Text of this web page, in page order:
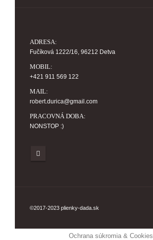
ADRESA:
Fučíková 1222/16, 96212 Detva
MOBIL:
+421 911 569 122
MAIL:
robert.durica@gmail.com
PRACOVNÁ DOBA:
NONSTOP :)
©2017-2023 plienky-dada.sk
Ochrana súkromia & Cookies